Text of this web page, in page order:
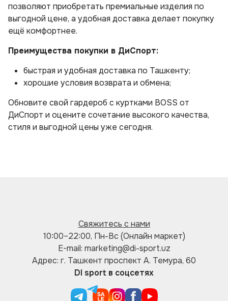
позволяют приобретать премиальные изделия по
выгодной цене, а удобная доставка делает покупку
ещё комфортнее.
Преимущества покупки в ДиСпорт:
быстрая и удобная доставка по Ташкенту;
хорошие условия возврата и обмена;
Обновите свой гардероб с куртками BOSS от
ДиСпорт и оцените сочетание высокого качества,
стиля и выгодной цены уже сегодня.
Свяжитесь с нами
10:00–22:00, Пн-Вс (Онлайн маркет)
E-mail: marketing@di-sport.uz
Адрес: г. Ташкент проспект А. Темура, 60
DI sport в соцсетях